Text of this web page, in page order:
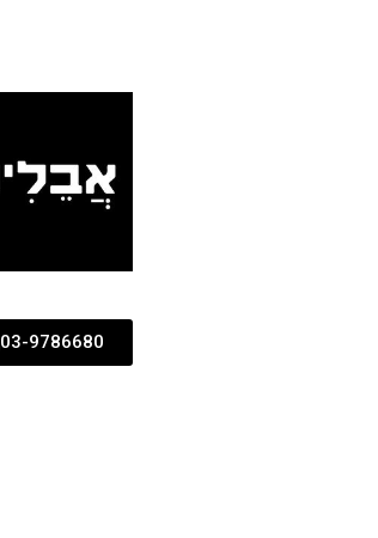
03-9786680